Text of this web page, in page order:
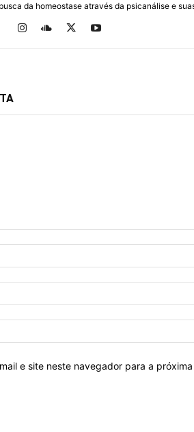
da homeostase através da psicanálise e
e site neste navegador para a